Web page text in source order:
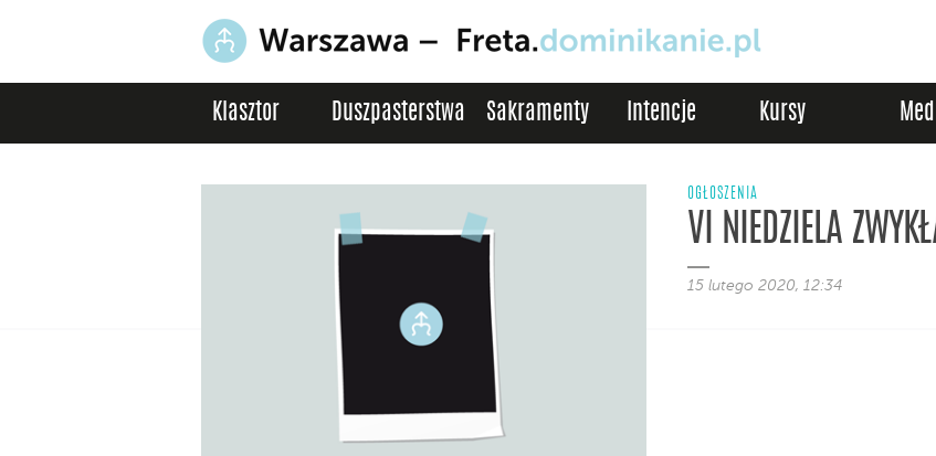
Klasztor Duszpasterstwa Sakramenty Intencje Kursy
OGŁOSZENIA
VI NIEDZIELA
15 lutego 2020, 12:34